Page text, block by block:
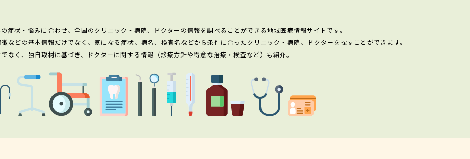
症状・悩みに合わせ、全国のクリニック・病院、ドクターの情報を調べることができる地域医療情報サイトです。
などの基本情報だけでなく、気になる症状、病名、検査名などから条件に合ったクリニック・病院、ドクターを探すことができます。
なく、独自取材に基づき、ドクターに関する情報（診療方針や得意な治療・検査など）も紹介。